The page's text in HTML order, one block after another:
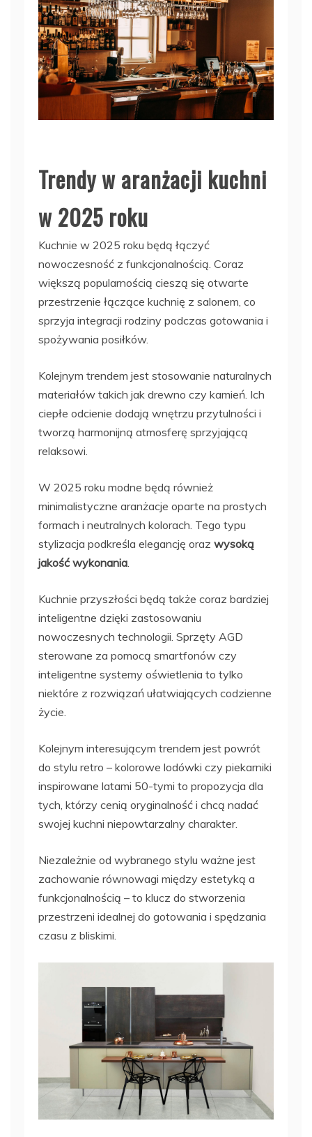
Trendy w aranżacji kuchni
w 2025 roku
Kuchnie w 2025 roku będą łączyć
nowoczesność z funkcjonalnością. Coraz
większą popularnością cieszą się otwarte
przestrzenie łączące kuchnię z salonem, co
sprzyja integracji rodziny podczas gotowania i
spożywania posiłków.
Kolejnym trendem jest stosowanie naturalnych
materiałów takich jak drewno czy kamień. Ich
ciepłe odcienie dodają wnętrzu przytulności i
tworzą harmonijną atmosferę sprzyjającą
relaksowi.
W 2025 roku modne będą również
minimalistyczne aranżacje oparte na prostych
formach i neutralnych kolorach. Tego typu
stylizacja podkreśla elegancję oraz wysoką
jakość wykonania
Kuchnie przyszłości będą także coraz bardziej
inteligentne dzięki zastosowaniu
nowoczesnych technologii. Sprzęty AGD
sterowane za pomocą smartfonów czy
inteligentne systemy oświetlenia to tylko
niektóre z rozwiązań ułatwiających codzienne
życie.
Kolejnym interesującym trendem jest powrót
do stylu retro – kolorowe lodówki czy piekarniki
inspirowane latami 50-tymi to propozycja dla
tych, którzy cenią oryginalność i chcą nadać
swojej kuchni niepowtarzalny charakter.
Niezależnie od wybranego stylu ważne jest
zachowanie równowagi między estetyką a
funkcjonalnością – to klucz do stworzenia
przestrzeni idealnej do gotowania i spędzania
czasu z bliskimi.